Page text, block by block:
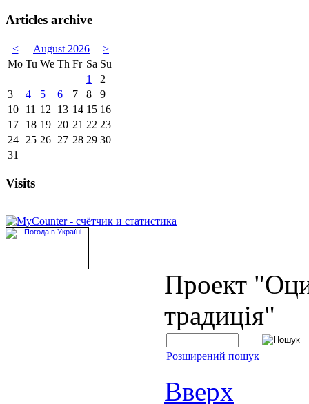
Articles archive
< August 2026
>
Mo Tu We Th Fr Sa Su
1
2
3
4 5 6 7 8
9
10
11 12 13 14 15 16
17
18 19 20 21 22 23
24
25 26 27 28 29 30
31
Visits
Проект
традиція"
Розширений пошук
Вверх